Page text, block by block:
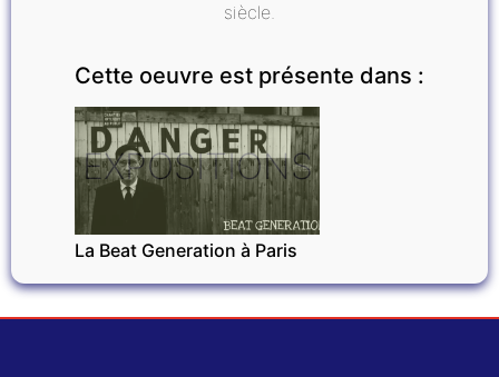
siècle.
Cette oeuvre est présente dans :
EXPOSITIONS
La Beat Generation à Paris